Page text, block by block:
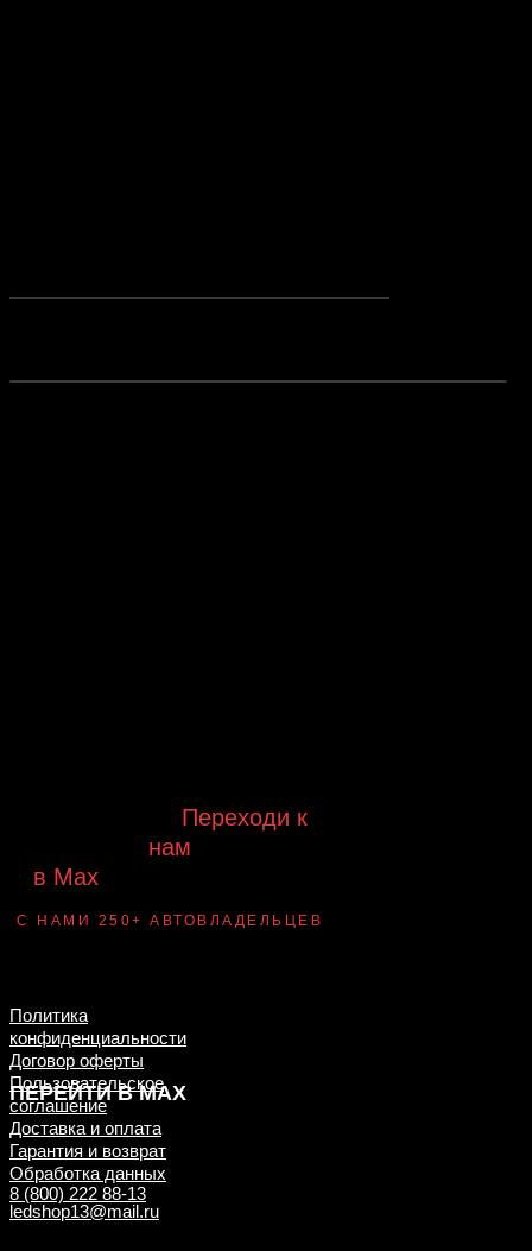
Переходи к
нам
в Max
С НАМИ 250+ АВТОВЛАДЕЛЬЦЕВ
ПЕРЕЙТИ В MAX
Политика
конфиденциальности
Договор оферты
Пользовательское
соглашение
Доставка и оплата
Гарантия и возврат
Обработка данных
8 (800) 222 88-13
ledshop13@mail.ru